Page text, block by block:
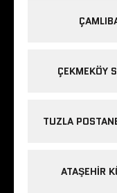
ÇEKMEKÖY
TUZLA
ATAŞEHIR